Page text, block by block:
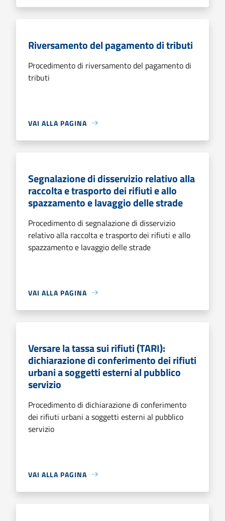
Riversamento del pagamento di tributi
Procedimento di riversamento del pagamento di
tributi
VAI ALLA PAGINA
Segnalazione di disservizio relativo alla
raccolta e trasporto dei rifiuti e allo
spazzamento e lavaggio delle strade
Procedimento di segnalazione di disservizio
relativo alla raccolta e trasporto dei rifiuti e allo
spazzamento e lavaggio delle strade
VAI ALLA PAGINA
Versare la tassa sui rifiuti (TARI):
dichiarazione di conferimento dei rifiuti
urbani a soggetti esterni al pubblico
servizio
Procedimento di dichiarazione di conferimento
dei rifiuti urbani a soggetti esterni al pubblico
servizio
VAI ALLA PAGINA